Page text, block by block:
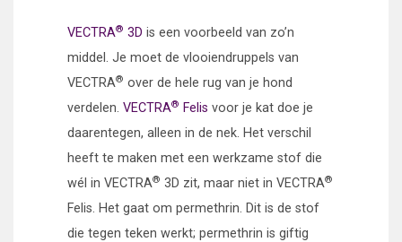
VECTRA® 3D is een voorbeeld van zo’n
middel. Je moet de vlooiendruppels van
VECTRA® over de hele rug van je hond
verdelen. VECTRA® Felis voor je kat doe je
daarentegen, alleen in de nek. Het verschil
heeft te maken met een werkzame stof die
wél in VECTRA® 3D zit, maar niet in VECTRA®
Felis. Het gaat om permethrin. Dit is de stof
die tegen teken werkt; permethrin is giftig